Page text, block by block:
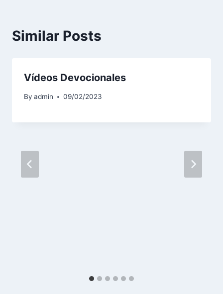
Similar Posts
Vídeos Devocionales
By admin 09/02/2023